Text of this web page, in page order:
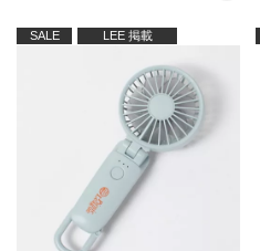
SALE LEE 掲載